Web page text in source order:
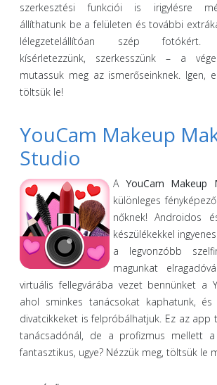
szerkesztési funkciói is irigylésre
állíthatunk be a felületen és további
lélegzetelállítóan szép fotókért.
kísérletezzünk, szerkesszünk – a
mutassuk meg az ismerőseinknek. Igen,
töltsük le!
YouCam Makeup
Studio
A YouCam Makeup
különleges
nőknek! Androidos
készülékekkel
a legvonzóbb
magunkat
virtuális fellegvárába vezet bennünket a
ahol sminkes tanácsokat kaphatunk,
divatcikkeket is felpróbálhatjuk. Ez az app
tanácsadónál, de a profizmus mellett
fantasztikus, ugye? Nézzük meg, töltsük le